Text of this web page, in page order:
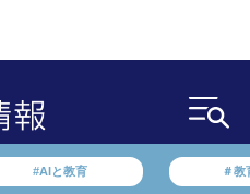
#AIと教育 ＃教